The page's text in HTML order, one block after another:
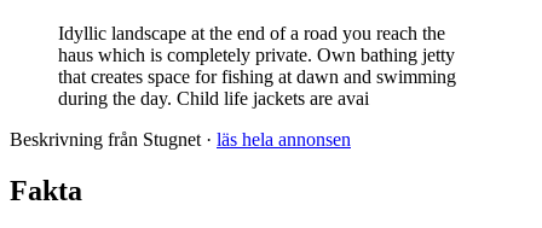
Idyllic landscape at the end of a road you reach the
haus which is completely private. Own bathing jetty
that creates space for fishing at dawn and swimming
during the day. Child life jackets are avai
Beskrivning från Stugnet · läs hela annonsen
Fakta